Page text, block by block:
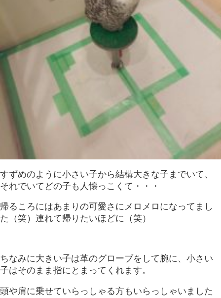
すずめのように小さい子から結構大きな子までいて、
それでいてどの子も人懐っこくて・・・
帰るころにはあまりの可愛さにメロメロになってまし
た（笑）連れて帰りたいほどに（笑）
ちなみに大きい子は革のグローブをして腕に、小さい
子はそのまま指にとまってくれます。
頭や肩に乗せていらっしゃる方もいらっしゃいました